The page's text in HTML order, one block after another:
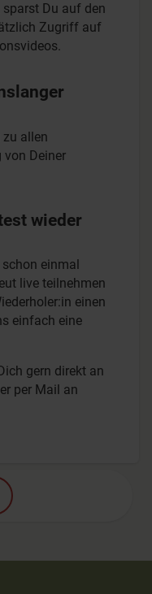
Du auf den
Zugriff auf
allen
Deiner
wieder
schon einmal
live teilnehmen
einen
einfach eine
gern direkt an
per Mail an